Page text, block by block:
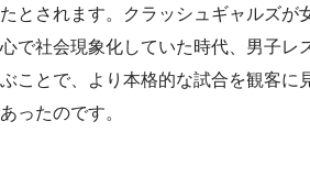
たとされます。クラッシュギャルズが
心で社会現象化していた時代、男子レ
ぶことで、より本格的な試合を観客に
あったのです。